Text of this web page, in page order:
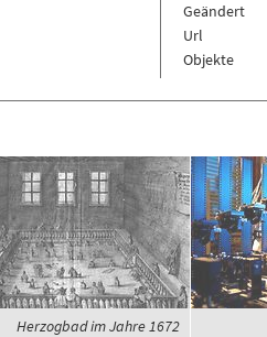
Geändert
Url
Objekte
Herzogbad im Jahre 1672